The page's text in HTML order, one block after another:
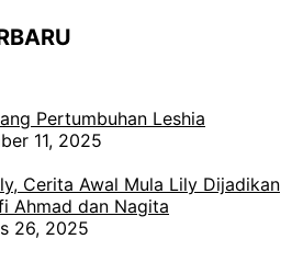
Pertumbuhan Leshia
11, 2025
Cerita Awal Mula Lily Dijadikan
Ahmad dan Nagita
26, 2025